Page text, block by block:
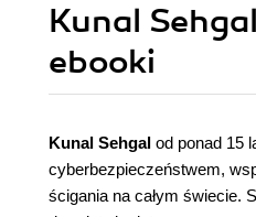
Kunal
ebooki
Kunal Sehgal od ponad 15
cyberbezpieczeństwem,
ścigania na całym świecie.